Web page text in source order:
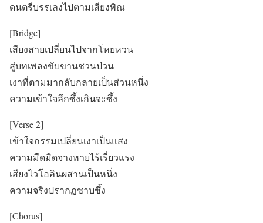
ดนตรีบรรเลงไปตามเสียงพิณ
[Bridge]
เสียงสายเปลี่ยนไปจากโหยหวน
สู่บทเพลงขับขานชวนป่วน
เงาที่ตามมากลับกลายเป็นส่วนหนึ่ง
ความเข้าใจลึกซึ้งเกินจะซึ้ง
[Verse 2]
เข้าใจกรรมเปลี่ยนเงาเป็นแสง
ความมืดมิดจางหายไร้เรี่ยวแรง
เสียงไวโอลินผสานเป็นหนึ่ง
ความจริงปรากฏซาบซึ้ง
[Chorus]